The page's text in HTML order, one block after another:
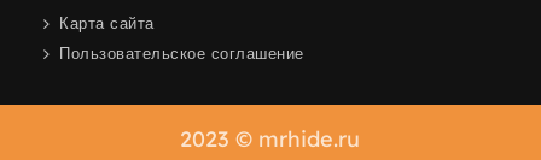
Карта сайта
Пользовательское соглашение
2023 © mrhide.ru